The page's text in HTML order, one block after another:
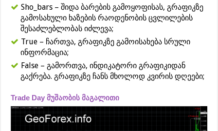
Sho_bars – შიდა ბარების გამოყოფისას, გრაფიკზე
გამოსახული ხაზების რაოდენობის ცვლილების
შესაძლებლობას იძლევა;
True – ჩართვა, გრაფიკზე გამოისახება სრული
ინფორმაცია;
False – გამორთვა, ინდიკატორი გრაფიკიდან
გაქრება. გრაფიკზე ჩანს მხოლოდ კვირის დღეები;
Trade Day მუშაობის მაგალითი